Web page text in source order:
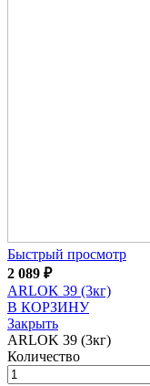
Быстрый просмотр
2 089 ₽
ARLOK 39 (3кг)
В КОРЗИНУ
Закрыть
ARLOK 39 (3кг)
Количество